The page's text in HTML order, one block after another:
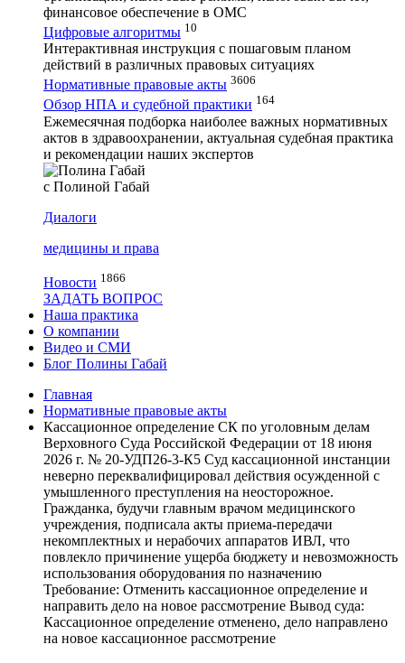
финансовое обеспечение в ОМС
Цифровые алгоритмы 10
Интерактивная инструкция с пошаговым планом
действий в различных правовых ситуациях
Нормативные правовые акты 3606
Обзор НПА и судебной практики 164
Ежемесячная подборка наиболее важных нормативных
актов в здравоохранении, актуальная судебная практика
и рекомендации наших экспертов
с Полиной Габай
Диалоги
медицины и права
Новости 1866
ЗАДАТЬ ВОПРОС
Наша практика
О компании
Видео и СМИ
Блог Полины Габай
Главная
Нормативные правовые акты
Кассационное определение СК по уголовным делам
Верховного Суда Российской Федерации от 18 июня
2026 г. № 20-УДП26-3-К5 Суд кассационной инстанции
неверно переквалифицировал действия осужденной с
умышленного преступления на неосторожное.
Гражданка, будучи главным врачом медицинского
учреждения, подписала акты приема-передачи
некомплектных и нерабочих аппаратов ИВЛ, что
повлекло причинение ущерба бюджету и невозможность
использования оборудования по назначению
Требование: Отменить кассационное определение и
направить дело на новое рассмотрение Вывод суда:
Кассационное определение отменено, дело направлено
на новое кассационное рассмотрение